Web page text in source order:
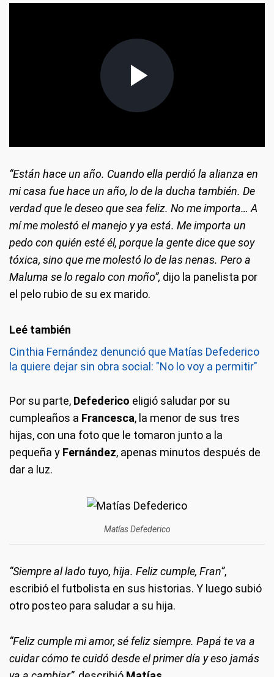
“Están hace un año. Cuando ella perdió la alianza en
mi casa fue hace un año, lo de la ducha también. De
verdad que le deseo que sea feliz. No me importa… A
mí me molestó el manejo y ya está. Me importa un
pedo con quién esté él, porque la gente dice que soy
tóxica, sino que me molestó lo de las nenas. Pero a
Maluma se lo regalo con moño”, dijo la panelista por
el pelo rubio de su ex marido.
Cinthia Fernández denunció que Matías Defederico
la quiere dejar sin obra social: "No lo voy a permitir"
Por su parte, Defederico eligió saludar por su
cumpleaños a Francesca, la menor de sus tres
hijas, con una foto que le tomaron junto a la
pequeña y Fernández, apenas minutos después de
dar a luz.
Matías Defederico
“Siempre al lado tuyo, hija. Feliz cumple, Fran”,
escribió el futbolista en sus historias. Y luego subió
otro posteo para saludar a su hija.
“Feliz cumple mi amor, sé feliz siempre. Papá te va a
cuidar cómo te cuidó desde el primer día y eso jamás